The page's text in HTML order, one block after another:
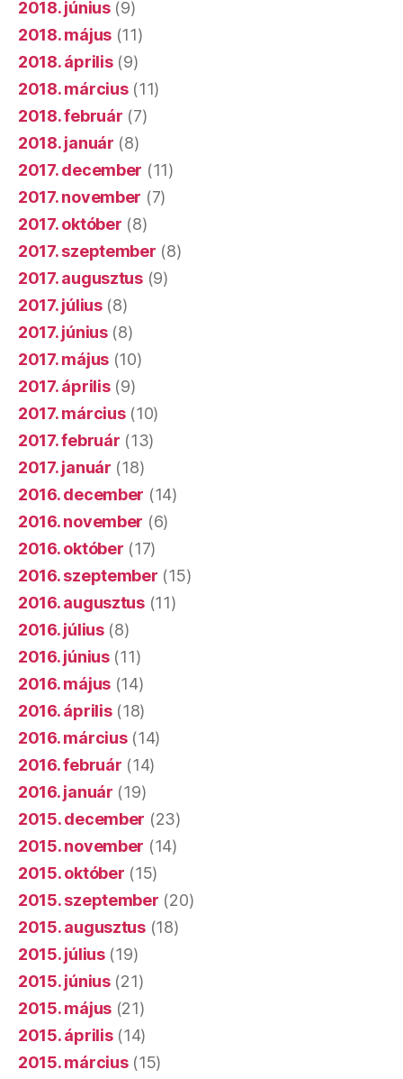
2018. június(9)
2018. május (11)
2018. április(9)
2018. március(11)
2018. február (7)
2018. január (8)
2017. december (11)
2017. november (7)
2017. október (8)
2017. szeptember (8)
2017. augusztus(9)
2017. július(8)
2017. június(8)
2017. május (10)
2017. április(9)
2017. március(10)
2017. február (13)
2017. január (18)
2016. december (14)
2016. november (6)
2016. október (17)
2016. szeptember (15)
2016. augusztus(11)
2016. július(8)
2016. június(11)
2016. május (14)
2016. április(18)
2016. március(14)
2016. február (14)
2016. január (19)
2015. december (23)
2015. november (14)
2015. október (15)
2015. szeptember (20)
2015. augusztus(18)
2015. július(19)
2015. június(21)
2015. május (21)
2015. április(14)
2015. március(15)